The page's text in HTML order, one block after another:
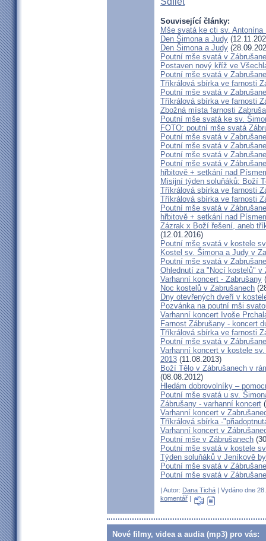
Související články:
Mše svatá ke cti sv.
Den Šimona a Judy
Den Šimona a Judy
Poutní mše svatá v
Postaven nový kříž ve
Poutní mše svatá v
Tříkrálová sbírka ve farnosti
Poutní mše svatá v
Tříkrálová sbírka ve farnosti
Zbožná místa farnosti
Poutní mše svatá ke sv.
FOTO: poutní mše svatá
Poutní mše svatá v
Poutní mše svatá v
Poutní mše svatá v
Poutní mše svatá v
hřbitově + setkání nad
Misijní týden soluňáků: Boží
Tříkrálová sbírka ve farnosti
Tříkrálová sbírka ve farnosti
Poutní mše svatá v
hřbitově + setkání nad
Zázrak x Boží řešení, aneb
(12.01.2016)
Poutní mše svatá v kostele
Kostel sv. Šimona a Judy v
Poutní mše svatá v
Ohlednutí za "Nocí kostelů" v
Varhanní koncert - Zabrušany
Noc kostelů v Zabrušanech
Dny otevřených dveří v
Pozvánka na poutní mši
Varhanní koncert Ivoše
Farnost Zábrušany - koncert
Tříkrálová sbírka ve farnosti
Poutní mše svatá v
Varhanní koncert v kostele
2013 (11.08.2013)
Boží Tělo v Zábrušanech v
(08.08.2012)
Hledám dobrovolníky –
Poutní mše svatá u sv.
Zábrušany - varhanní koncert
Varhanní koncert v
Tříkrálová sbírka -
Varhanní koncert v
Poutní mše v Zábrušanech
Poutní mše svatá v kostele
Týden soluňáků v Jeníkově
Poutní mše svatá v
Poutní mše svatá v
| Autor: Dana Tichá | Vydáno dne
komentář |
Nové filmy, videa a audia (mp3) pro vás: